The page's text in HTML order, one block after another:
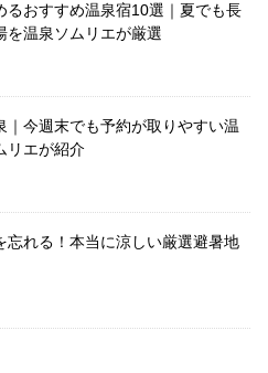
るおすすめ温泉宿10選｜夏でも長
を温泉ソムリエが厳選
｜今週末でも予約が取りやすい温
リエが紹介
忘れる！本当に涼しい厳選避暑地